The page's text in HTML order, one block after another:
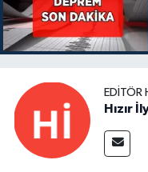
EDITÖR
Hızır